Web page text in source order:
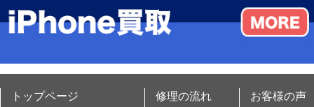
トップページ
修理の流れ
お客様の声